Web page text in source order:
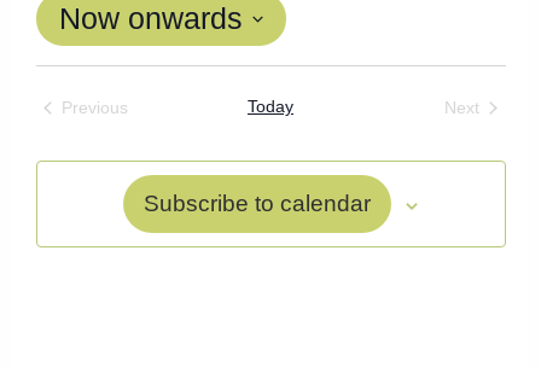
Now onwards
Select
PreviousEvents Today NextEvents
Subscribe to calendar